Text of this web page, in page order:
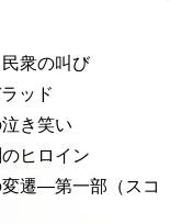
衆の叫び
ッド
泣き笑い
ヒロイン
遷—第一部（スコ